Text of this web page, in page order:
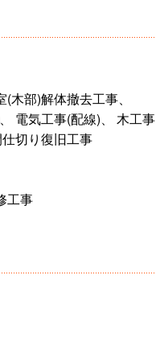
部)解体撤去工事、
電気工事(配線)、 木工事
切り復旧工事
工事